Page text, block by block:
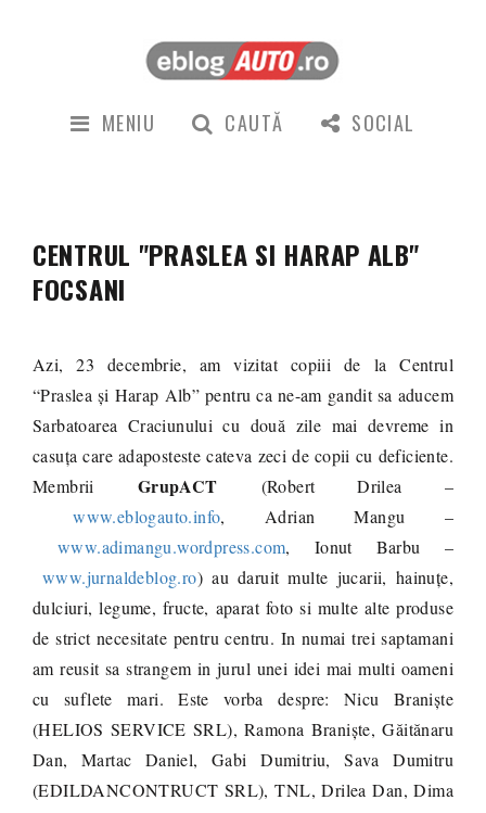
MENIU CAUTĂ SOCIAL
CENTRUL "PRASLEA SI HARAP ALB"
FOCSANI
Azi, 23 decembrie, am vizitat copiii de la Centrul
“Praslea și Harap Alb” pentru ca ne-am gandit sa aducem
Sarbatoarea Craciunului cu două zile mai devreme in
casuța care adaposteste cateva zeci de copii cu deficiente.
Membrii GrupACT (Robert Drilea –
www.eblogauto.info, Adrian Mangu –
www.adimangu.wordpress.com, Ionut Barbu –
www.jurnaldeblog.ro) au daruit multe jucarii, hainuțe,
dulciuri, legume, fructe, aparat foto si multe alte produse
de strict necesitate pentru centru. In numai trei saptamani
am reusit sa strangem in jurul unei idei mai multi oameni
cu suflete mari. Este vorba despre: Nicu Braniște
(HELIOS SERVICE SRL), Ramona Braniște, Găitănaru
Dan, Martac Daniel, Gabi Dumitriu, Sava Dumitru
(EDILDANCONTRUCT SRL), TNL, Drilea Dan, Dima